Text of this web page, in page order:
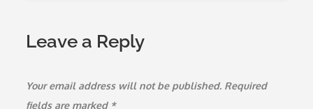
Leave a Reply
Your email address will not be published. Required
fields are marked *